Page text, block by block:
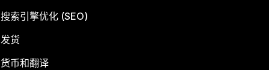
搜索引擎优化 (SEO)
发货
货币和翻译